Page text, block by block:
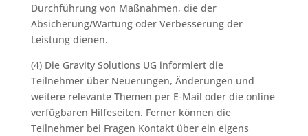
Durchführung von Maßnahmen, die der
Absicherung/Wartung oder Verbesserung der
Leistung dienen.
(4) Die Gravity Solutions UG informiert die
Teilnehmer über Neuerungen, Änderungen und
weitere relevante Themen per E-Mail oder die online
verfügbaren Hilfeseiten. Ferner können die
Teilnehmer bei Fragen Kontakt über ein eigens